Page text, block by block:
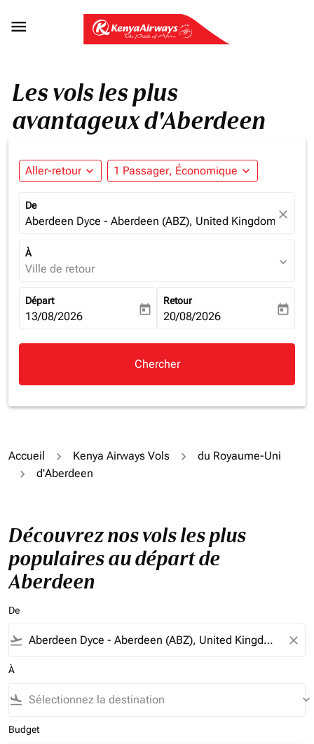

Les vols les plus
avantageux d'Aberdeen
Aller-retour expand_more 1 Passager, Économique expand_more
De
Aberdeen Dyce - Aberdeen (ABZ), United Kingdom close
À
Ville de retour expand_more
Départ
fc-booking-departure-date-aria-label
13/08/2026 today
Retour
fc-booking-return-date-aria-
20/08/2026 today
Chercher
Accueil Kenya Airways Vols
du Royaume-Uni
d'Aberdeen
Découvrez nos vols les plus
populaires au départ de
Aberdeen
De
flight_takeoff close
À
flight_land keyboard_arrow_down
Budget